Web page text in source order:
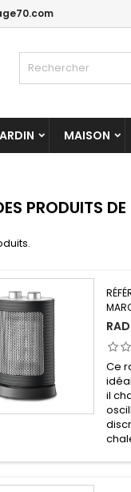
MAISON
PRODUITS
Ce
il